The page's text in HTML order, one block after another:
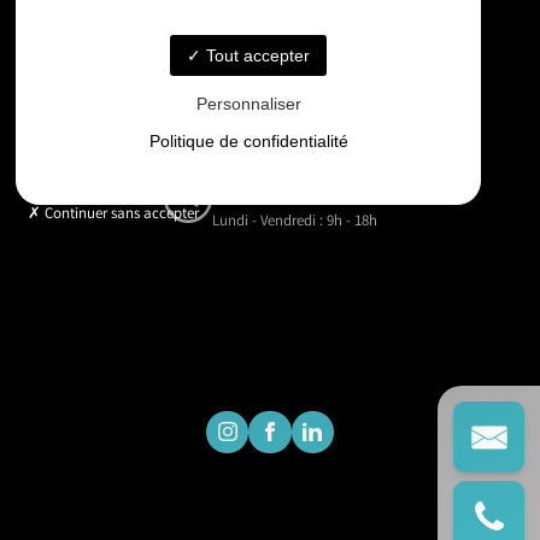
contact@gd-drones-services.fr
Horaires
Lundi - Vendredi : 9h - 18h
Tout accepter
Personnaliser
Politique de confidentialité
Continuer sans accepter